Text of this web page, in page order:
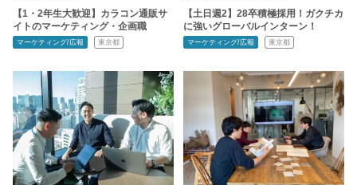
【1・2年生大歓迎】カラコン通販サ
イトのマーケティング・企画職
マーケティング/広報 東京都
【土日週2】28卒積極採用！ガクチカ
に強いグローバルインターン！
マーケティング/広報 東京都